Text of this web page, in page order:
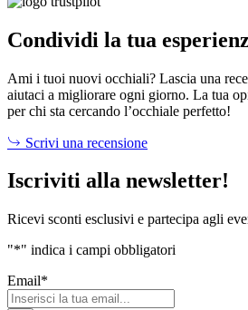
Condividi la tua
Ami i tuoi nuovi occhiali? Lascia una
aiutaci a migliorare ogni giorno. La tua
per chi sta cercando l’occhiale perfetto!
Scrivi una recensione
Iscriviti alla newsletter!
Ricevi sconti esclusivi e partecipa agli
"*" indica i campi obbligatori
Email*